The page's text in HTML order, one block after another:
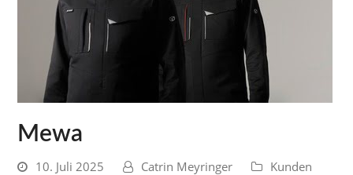
Mewa
10. Juli 2025 Catrin Meyringer Kunden